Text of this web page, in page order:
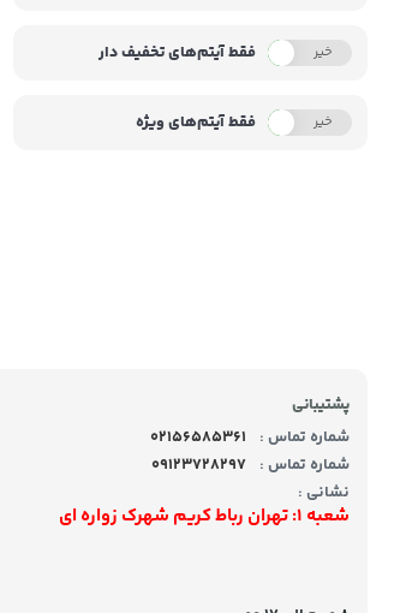
بله خیر فقط آیتم‌های تخفیف دار
بله خیر فقط آیتم‌های ویژه
پشتیبانی
شماره تماس :
02156585361
شماره تماس :
09123728297
نشانی :
شعبه 1: تهران رباط کریم شهرک زواره ای